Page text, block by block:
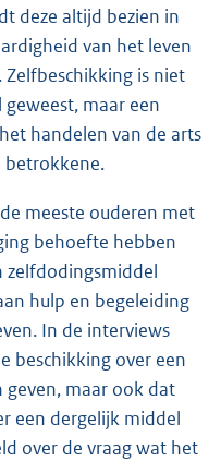
deze altijd bezien in
van het leven
is niet
maar een
handelen van de arts
betrokkene.
meeste ouderen met
behoefte hebben
zelfdodingsmiddel
hulp en begeleiding
In de interviews
beschikking over een
maar ook dat
een dergelijk middel
over de vraag wat het